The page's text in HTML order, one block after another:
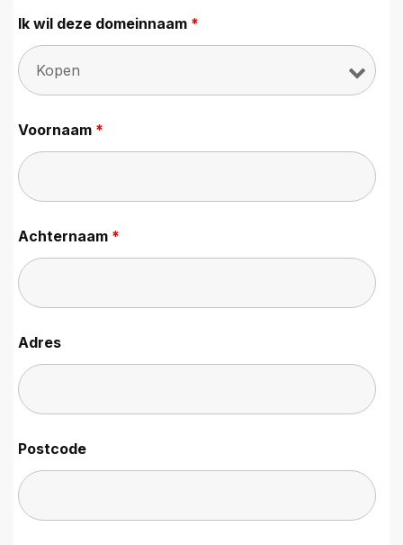
Ik wil deze domeinnaam *
Voornaam *
Achternaam *
Adres
Postcode